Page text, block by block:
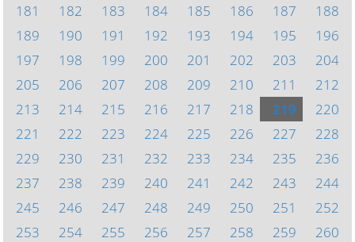
181
182 183 184 185 186 187
188
189
190 191 192 193 194 195
196
197
198 199 200 201 202 203
204
205
206 207 208 209 210 211
212
213
214 215 216 217 218 219
220
221
222 223 224 225 226 227
228
229
230 231 232 233 234 235
236
237
238 239 240 241 242 243
244
245
246 247 248 249 250 251
252
253
254 255 256 257 258 259
260